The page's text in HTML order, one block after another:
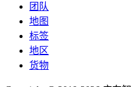
团队
地图
标签
地区
货物